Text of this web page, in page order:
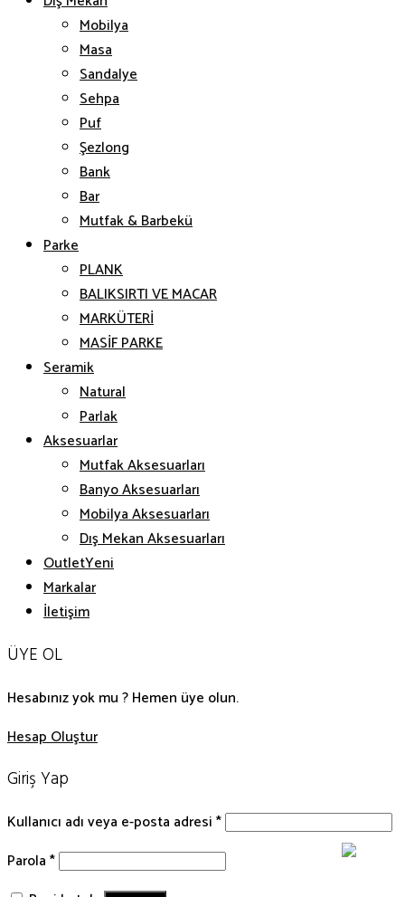
Mobilya
Masa
Sandalye
Sehpa
Puf
Şezlong
Bank
Bar
Mutfak & Barbekü
Parke
PLANK
BALIKSIRTI VE MACAR
MARKÜTERİ
MASİF PARKE
Seramik
Natural
Parlak
Aksesuarlar
Mutfak Aksesuarları
Banyo Aksesuarları
Mobilya Aksesuarları
Dış Mekan Aksesuarları
Outlet
Markalar
İletişim
ÜYE OL
Hesabınız yok mu ? Hemen üye olun.
Hesap Oluştur
Giriş Yap
Kullanıcı adı veya e-posta adresi*
Parola*